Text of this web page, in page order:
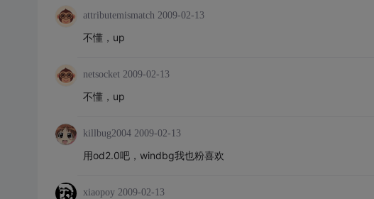
attributemismatch 2009-02-13
不懂，up
netsocket 2009-02-13
不懂，up
killbug2004 2009-02-13
用od2.0吧，windbg我也粉喜欢
xiaopoy 2009-02-13